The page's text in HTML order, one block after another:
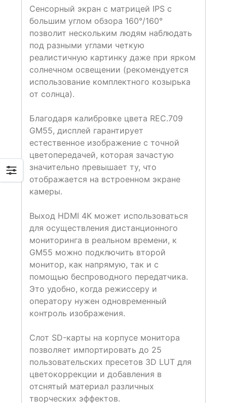
Сенсорный экран с матрицей IPS с
большим углом обзора 160°/160°
позволит нескольким людям наблюдать
под разными углами четкую
реалистичную картинку даже при ярком
солнечном освещении (рекомендуется
использование комплектного козырька
от солнца).
Благодаря калибровке цвета REC.709
GM55, дисплей гарантирует
естественное изображение с точной
цветопередачей, которая зачастую
значительно превышает ту, что
отображается на встроенном экране
камеры.
Выход HDMI 4K может использоваться
для осуществления дистанционного
мониторинга в реальном времени, к
GM55 можно подключить второй
монитор, как напрямую, так и с
помощью беспроводного передатчика.
Это удобно, когда режиссеру и
оператору нужен одновременный
контроль изображения.
Слот SD-карты на корпусе монитора
позволяет импортировать до 25
пользовательских пресетов 3D LUT для
цветокоррекции и добавления в
отснятый материал различных
творческих эффектов.